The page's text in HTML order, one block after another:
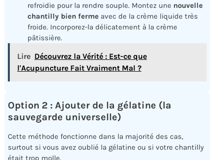
refroidie pour la rendre souple. Montez une nouvelle
chantilly bien ferme avec de la crème liquide très
froide. Incorporez-la délicatement à la crème
pâtissière.
Lire Découvrez la Vérité : Est-ce que
l'Acupuncture Fait Vraiment Mal ?
Option 2 : Ajouter de la gélatine (la
sauvegarde universelle)
Cette méthode fonctionne dans la majorité des cas,
surtout si vous avez oublié la gélatine ou si votre chantilly
était trop molle.